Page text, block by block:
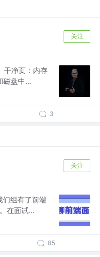
关注
干净页：内存
磁盘中...
3
关注
组有了前端
在面试...
85